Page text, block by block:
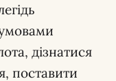
дізнатися
поставити